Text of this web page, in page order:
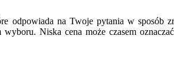
odpowiada na Twoje pytania w sposób
Niska cena może czasem